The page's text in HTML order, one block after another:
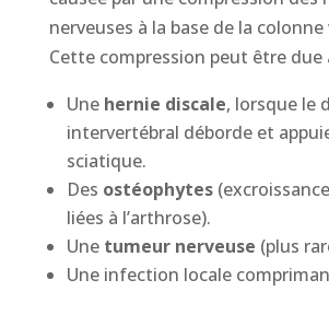
nerveuses à la base de la
Cette compression peut être due
Une hernie discale, lorsque le
intervertébral déborde et
sciatique.
Des ostéophytes
liées à l’arthrose).
Une tumeur nerveuse (plus
Une infection locale